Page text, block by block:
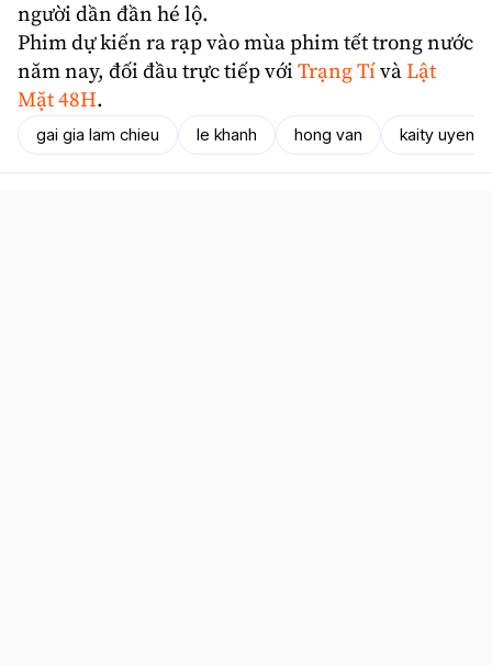
người dần đần hé lộ.
Phim dự kiến ra rạp vào mùaphim tếttrong nước
năm nay, đối đầu trực tiếp với Trạng TívàLật
Mặt 48H.
gai gia lam chieu le khanh hong van kaity uyen